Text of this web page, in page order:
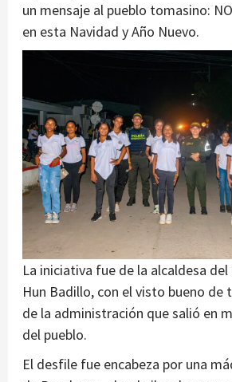
un mensaje al pueblo tomasino:
en esta Navidad y Año Nuevo.
La iniciativa fue de la alcaldesa
Hun Badillo, con el visto bueno de
de la administración que salió en
del pueblo.
El desfile fue encabeza por una